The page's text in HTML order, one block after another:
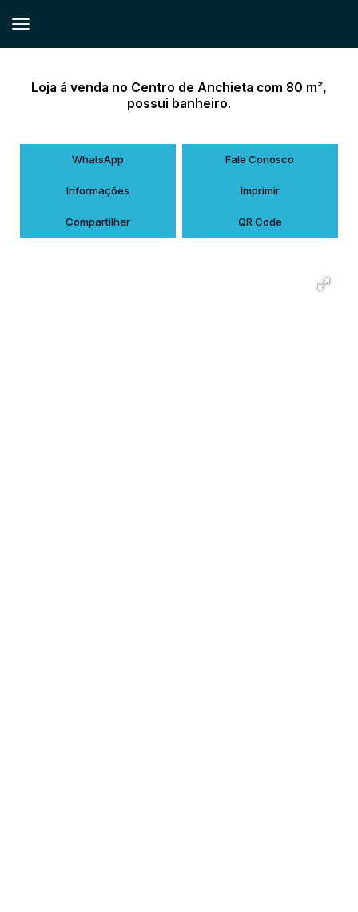
Loja á venda no Centro de Anchieta com 80 m²,
possui banheiro.
WhatsApp Fale Conosco
Informações Imprimir
Compartilhar QR Code